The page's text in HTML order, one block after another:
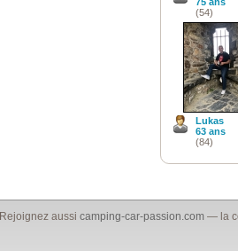
(54)
Lukas
63 ans
(84)
Rejoignez aussicamping-car-passion.com — la